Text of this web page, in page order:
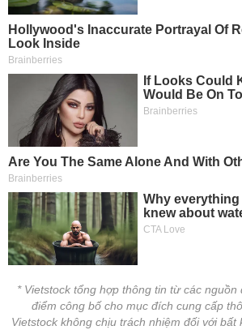
* Vietstock tổng hợp thông tin từ các nguồn
điểm công bố cho mục đích cung cấp
Vietstock không chịu trách nhiệm đối với bất